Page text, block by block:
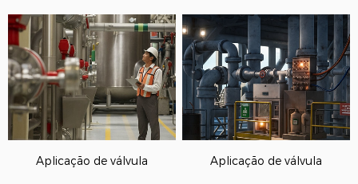
Aplicação de válvula Aplicação de válvula